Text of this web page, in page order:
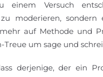
Versuch
moderieren, sondern
auf Methode und
um sage und
derjenige, der ein